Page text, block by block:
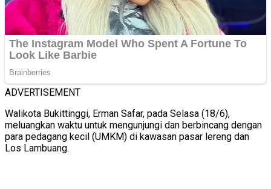
ADVERTISEMENT
Walikota Bukittinggi, Erman Safar, pada Selasa (18/6),
meluangkan waktu untuk mengunjungi dan berbincang dengan
para pedagang kecil (UMKM) di kawasan pasar lereng dan
Los Lambuang.